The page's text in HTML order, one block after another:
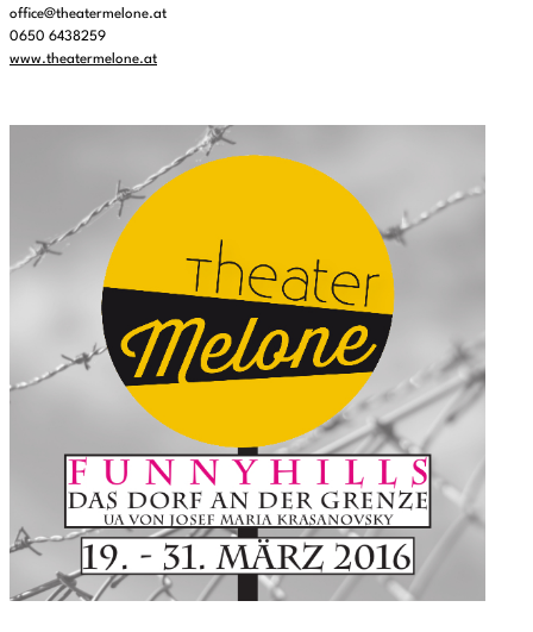
office@theatermelone.at
0650 6438259
www.theatermelone.at